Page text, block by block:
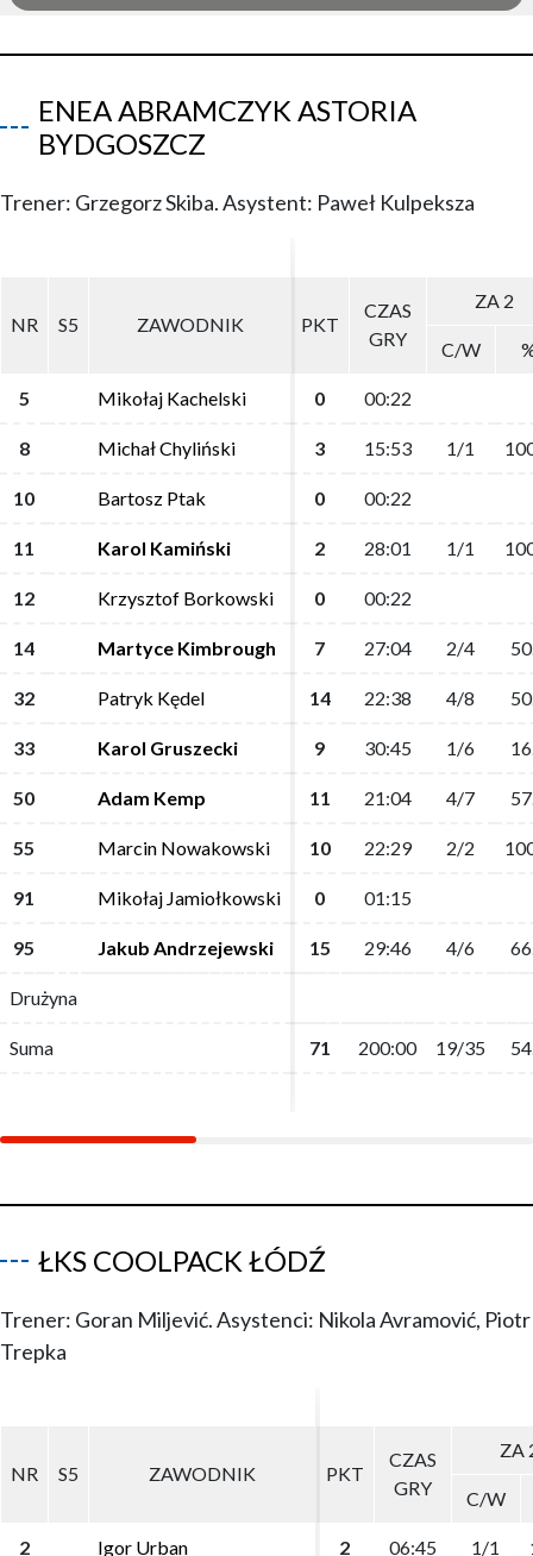
ENEA ABRAMCZYK ASTORIA
BYDGOSZCZ
Trener: Grzegorz Skiba. Asystent: Paweł Kulpeksza
NR S5 ZAWODNIK PKT
CZAS
GRY
ZA 2
C/W
5 Mikołaj Kachelski 0 00:22
8 Michał Chyliński 3 15:53 1/1
10 Bartosz Ptak 0 00:22
11 Karol Kamiński 2 28:01 1/1
12 Krzysztof Borkowski 0 00:22
14 Martyce Kimbrough 7 27:04 2/4
32 Patryk Kędel 14 22:38 4/8
33 Karol Gruszecki 9 30:45 1/6
50 Adam Kemp 11 21:04 4/7
55 Marcin Nowakowski 10 22:29 2/2
91 Mikołaj Jamiołkowski 0 01:15
95 Jakub Andrzejewski 15 29:46 4/6
Drużyna
Suma 71 200:00 19/35
NR S5 ZAWODNIK PKT
CZAS
GRY
ZA 2
C/W
5 Mikołaj Kachelski 0 00:22
8 Michał Chyliński 3 15:53 1/1
10 Bartosz Ptak 0 00:22
11 Karol Kamiński 2 28:01 1/1
12 Krzysztof Borkowski 0 00:22
14 Martyce Kimbrough 7 27:04 2/4
32 Patryk Kędel 14 22:38 4/8
33 Karol Gruszecki 9 30:45 1/6
50 Adam Kemp 11 21:04 4/7
55 Marcin Nowakowski 10 22:29 2/2
91 Mikołaj Jamiołkowski 0 01:15
95 Jakub Andrzejewski 15 29:46 4/6
Drużyna
Suma 71 200:00 19/35
ŁKS COOLPACK ŁÓDŹ
Trener: Goran Miljević. Asystenci: Nikola Avramović, Piotr
Trepka
NR S5 ZAWODNIK PKT
CZAS
GRY
ZA
C/W
2 Igor Urban 2 06:45 1/1
NR S5 ZAWODNIK PKT
CZAS
GRY
ZA
C/W
2 Igor Urban 2 06:45 1/1